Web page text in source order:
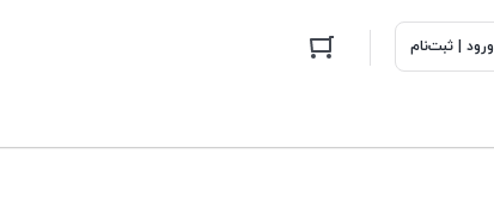
ورود | ثبت‌نام